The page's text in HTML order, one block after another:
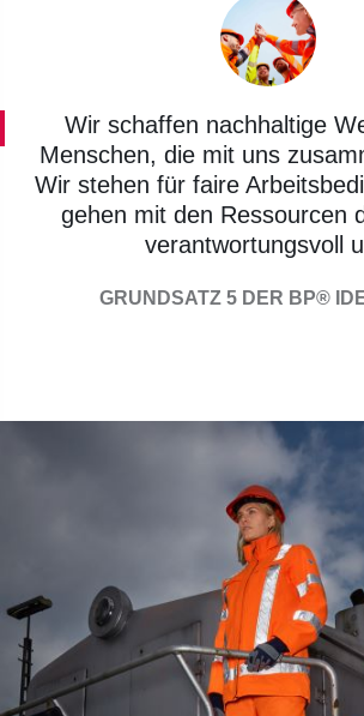
Wir schaffen nachhaltige
Menschen, die mit uns
Wir stehen für faire
gehen mit den Ressourcen
verantwortungsvoll
GRUNDSATZ 5 DER BP®